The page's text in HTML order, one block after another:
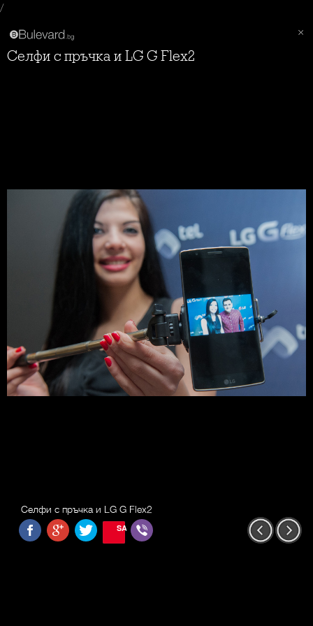
/
Селфи с пръчка и LG G Flex2
Селфи с пръчка и LG G Flex2
SAVE